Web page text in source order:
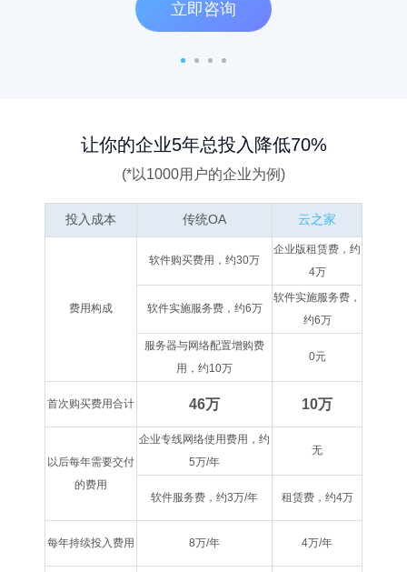
立即咨询
让你的企业5年总投入降低70%
(*以1000用户的企业为例)
投入成本 传统OA 云之家
费用构成
软件购买费用，约30万
企业版租赁费，约
4万
软件实施服务费，约6万
软件实施服务费，
约6万
服务器与网络配置增购费
用，约10万
0元
首次购买费用合计 46万 10万
以后每年需要交付
的费用
企业专线网络使用费用，约
5万/年
无
软件服务费，约3万/年 租赁费，约4万
每年持续投入费用 8万/年 4万/年